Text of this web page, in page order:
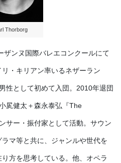
Thorborg
ンヌ国際バレエコンクールにて
・キリアン率いるネザーラン
性として初めて入団。2010年退団
㞍健太＋森永泰弘『The
サー・振付家として活動。サウン
マ等と共に、ジャンルや世代を
方を思考している。他、オペラ